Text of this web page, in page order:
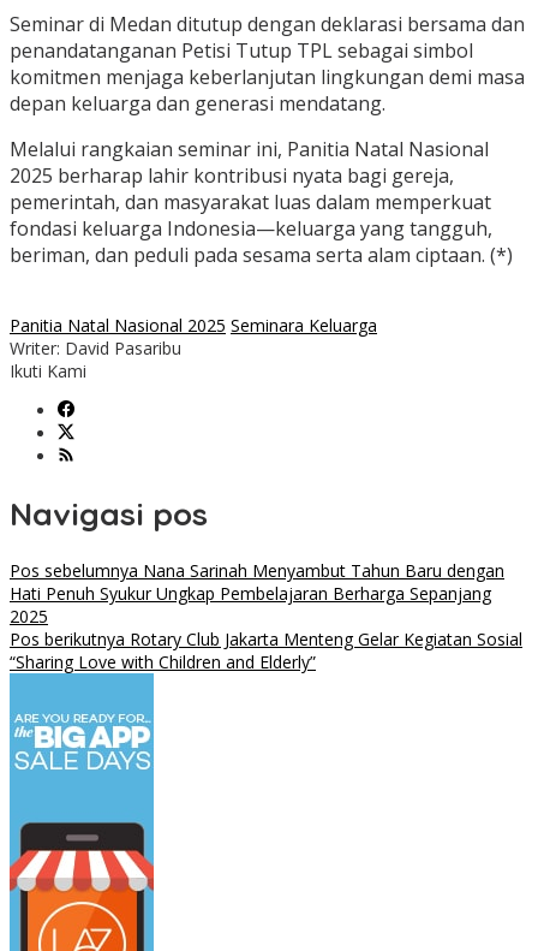
Seminar di Medan ditutup dengan deklarasi bersama dan
penandatanganan Petisi Tutup TPL sebagai simbol
komitmen menjaga keberlanjutan lingkungan demi masa
depan keluarga dan generasi mendatang.
Melalui rangkaian seminar ini, Panitia Natal Nasional
2025 berharap lahir kontribusi nyata bagi gereja,
pemerintah, dan masyarakat luas dalam memperkuat
fondasi keluarga Indonesia—keluarga yang tangguh,
beriman, dan peduli pada sesama serta alam ciptaan. (*)
Panitia Natal Nasional 2025 Seminara Keluarga
Writer: David Pasaribu
Ikuti Kami
Navigasi pos
Pos sebelumnya Nana Sarinah Menyambut Tahun Baru dengan
Hati Penuh Syukur Ungkap Pembelajaran Berharga Sepanjang
2025
Pos berikutnya Rotary Club Jakarta Menteng Gelar Kegiatan Sosial
“Sharing Love with Children and Elderly”